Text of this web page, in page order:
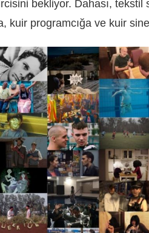
bekliyor. Dahası, tekstil
kuir programcığa ve kuir